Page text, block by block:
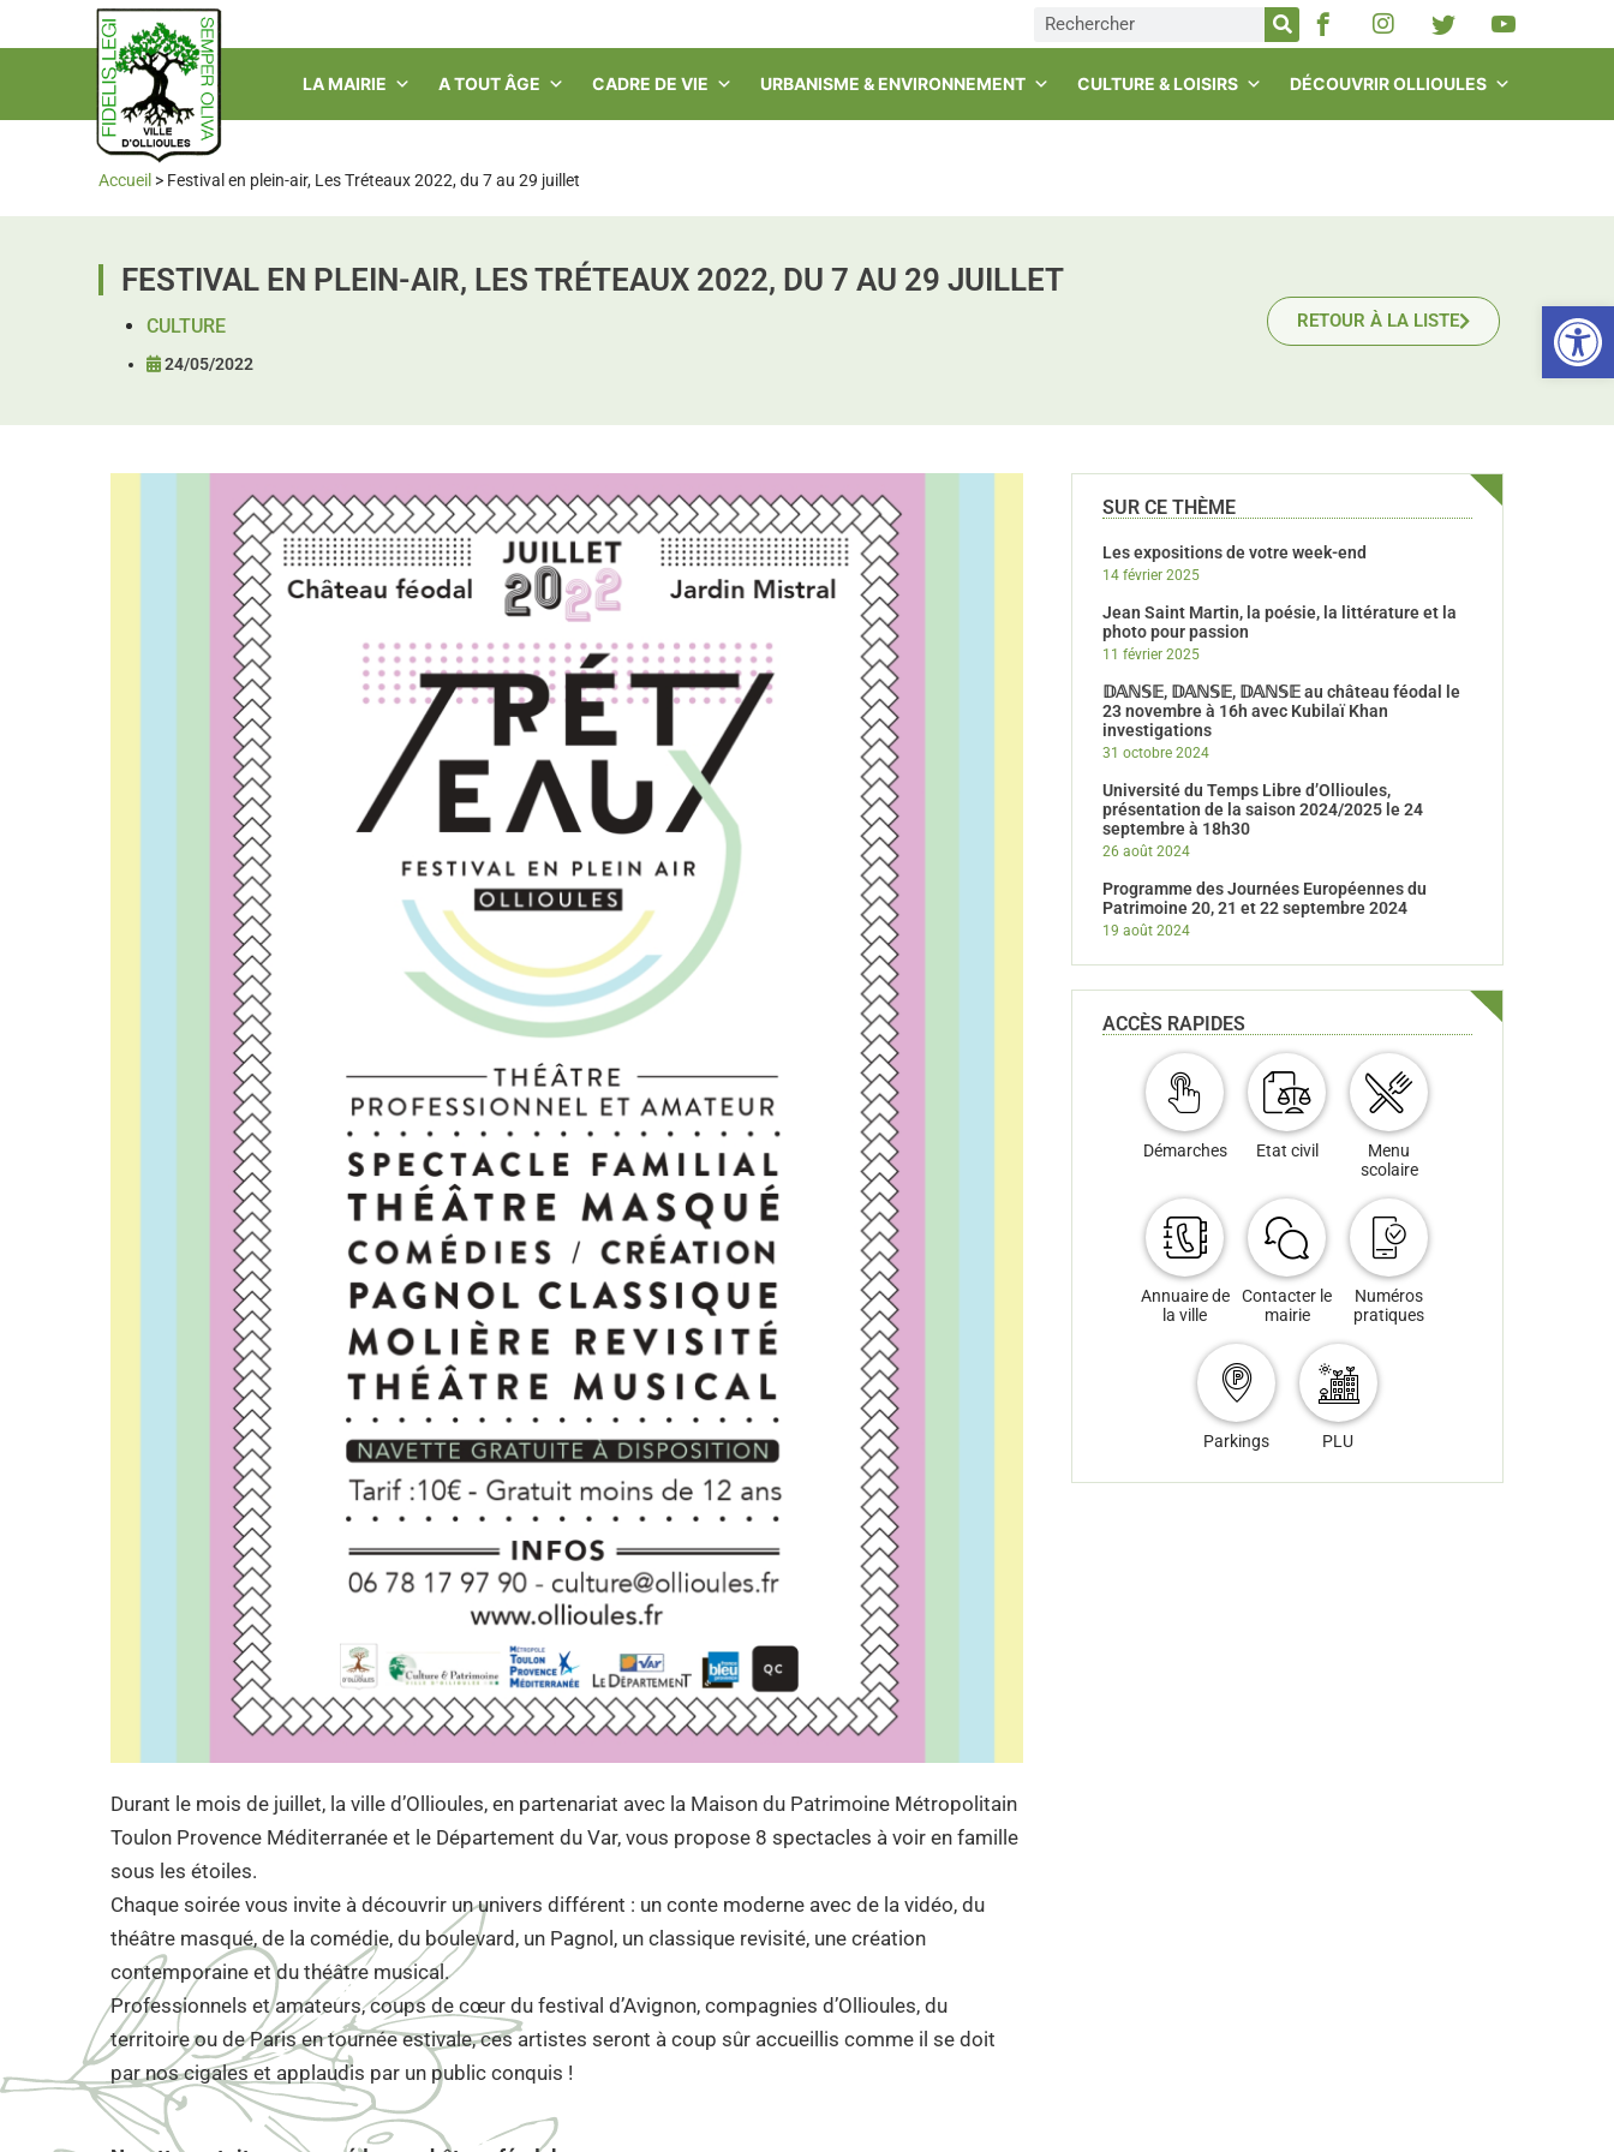
LA MAIRIE A TOUT ÂGE CADRE DE VIE URBANISME & ENVIRONNEMENT CULTURE & LOISIRS DÉCOUVRIR OLLIOULES
Accueil > Festival en plein-air, Les Tréteaux 2022, du 7 au 29 juillet
FESTIVAL EN PLEIN-AIR, LES TRÉTEAUX 2022, DU 7 AU 29 JUILLET
CULTURE
24/05/2022
RETOUR À LA LISTE
Durant le mois de juillet, la ville d’Ollioules, en partenariat avec la Maison du Patrimoine Métropolitain
Toulon Provence Méditerranée et le Département du Var, vous propose 8 spectacles à voir en famille
sous les étoiles.
Chaque soirée vous invite à découvrir un univers différent : un conte moderne avec de la vidéo, du
théâtre masqué, de la comédie, du boulevard, un Pagnol, un classique revisité, une création
contemporaine et du théâtre musical.
Professionnels et amateurs, coups de cœur du festival d’Avignon, compagnies d’Ollioules, du
territoire ou de Paris en tournée estivale, ces artistes seront à coup sûr accueillis comme il se doit
par nos cigales et applaudis par un public conquis !
SUR CE THÈME
Les expositions de votre week-end
14 février 2025
Jean Saint Martin, la poésie, la littérature et la
photo pour passion
11 février 2025
𝔻𝔸ℕ𝕊𝔼, 𝔻𝔸ℕ𝕊𝔼, 𝔻𝔸ℕ𝕊𝔼 au château féodal le
23 novembre à 16h avec Kubilaï Khan
investigations
31 octobre 2024
Université du Temps Libre d’Ollioules,
présentation de la saison 2024/2025 le 24
septembre à 18h30
26 août 2024
Programme des Journées Européennes du
Patrimoine 20, 21 et 22 septembre 2024
19 août 2024
ACCÈS RAPIDES
Démarches Etat civil
Menu
scolaire
Annuaire de
la ville
Contacter le
mairie
Numéros
pratiques
Parkings PLU